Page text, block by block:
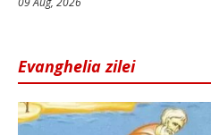
Evanghelia zilei